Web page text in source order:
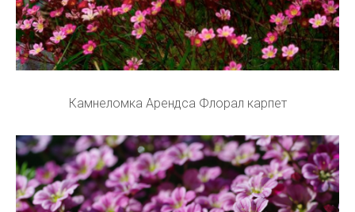
Камнеломка Арендса Флорал карпет